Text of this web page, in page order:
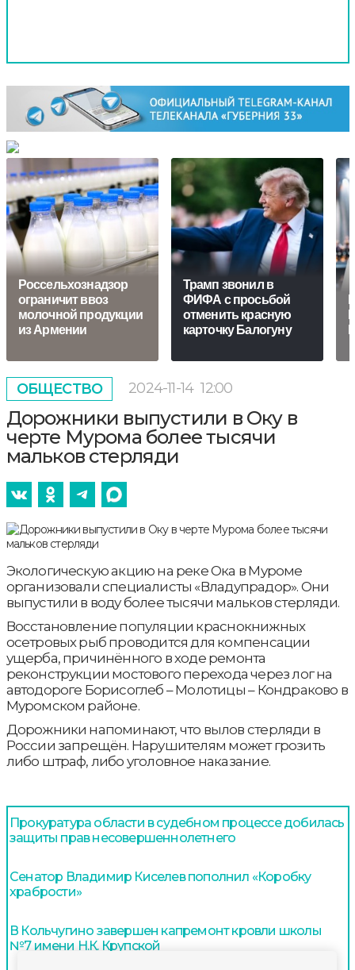
Россельхознадзор
ограничит ввоз
молочной продукции
из Армении
Трамп звонил в
ФИФА с просьбой
отменить красную
карточку Балогуну
ОБЩЕСТВО 2024-11-14 12:00
Дорожники выпустили в Оку в
черте Мурома более тысячи
мальков стерляди
Экологическую акцию на реке Ока в Муроме
организовали специалисты «Владупрадор». Они
выпустили в воду более тысячи мальков стерляди.
Восстановление популяции краснокнижных
осетровых рыб проводится для компенсации
ущерба, причинённого в ходе ремонта
реконструкции мостового перехода через лог на
автодороге Борисоглеб – Молотицы – Кондраково в
Муромском районе.
Дорожники напоминают, что вылов стерляди в
России запрещён. Нарушителям может грозить
либо штраф, либо уголовное наказание.
Прокуратура области в судебном процессе добилась
защиты прав несовершеннолетнего
Сенатор Владимир Киселев пополнил «Коробку
храбрости»
В Кольчугино завершен капремонт кровли школы
№7 имени Н.К. Крупской